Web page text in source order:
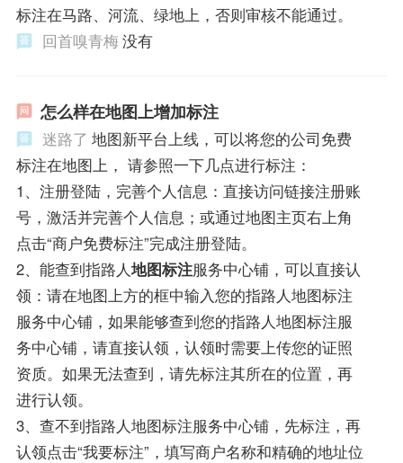
标注在马路、河流、绿地上，否则审核不能通过。
回首嗅青梅 没有
怎么样在地图上增加标注
迷路了 地图新平台上线，可以将您的公司免费
标注在地图上， 请参照一下几点进行标注：
1、注册登陆，完善个人信息：直接访问链接注册账
号，激活并完善个人信息；或通过地图主页右上角
点击“商户免费标注”完成注册登陆。
2、能查到指路人地图标注服务中心铺，可以直接认
领：请在地图上方的框中输入您的指路人地图标注
服务中心铺，如果能够查到您的指路人地图标注服
务中心铺，请直接认领，认领时需要上传您的证照
资质。如果无法查到，请先标注其所在的位置，再
进行认领。
3、查不到指路人地图标注服务中心铺，先标注，再
认领点击“我要标注”，填写商户名称和精确的地址位